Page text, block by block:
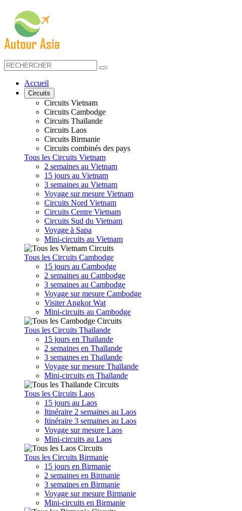
Accueil
Circuits
Circuits Vietnam
Circuits Cambodge
Circuits Thaïlande
Circuits Laos
Circuits Birmanie
Circuits combinés des pays
Tous les Circuits Vietnam
2 semaines au Vietnam
15 jours au Vietnam
3 semaines au Vietnam
Voyage sur mesure Vietnam
Circuits Nord Vietnam
Circuits Centre Vietnam
Circuits Sud du Vietnam
Voyage à Sapa
Mini-circuits au Vietnam
Tous les Circuits Cambodge
15 jours au Cambodge
2 semaines au Cambodge
3 semaines au Cambodge
Voyage sur mesure Cambodge
Visiter Angkor Wat
Mini-circuits au Cambodge
Tous les Circuits Thaïlande
15 jours en Thaïlande
2 semaines en Thaïlande
3 semaines en Thaïlande
Voyage sur mesure Thaïlande
Mini-circuits en Thaïlande
Tous les Circuits Laos
15 jours au Laos
Itinéraire 2 semaines au Laos
Itinéraire 3 semaines au Laos
Voyage sur mesure Laos
Mini-circuits au Laos
Tous les Circuits Birmanie
15 jours en Birmanie
2 semaines en Birmanie
3 semaines en Birmanie
Voyage sur mesure Birmanie
Mini-circuits en Birmanie